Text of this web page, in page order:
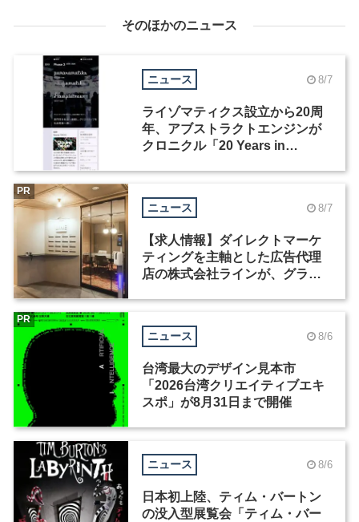
そのほかのニュース
ニュース 8/7
ライゾマティクス設立から20周
年、アブストラクトエンジンが
クロニクル「20 Years in
ニュース 8/7
【求人情報】ダイレクトマーケ
ティングを主軸とした広告代理
店の株式会社ラインが、グラフ
PR
ニュース 8/6
台湾最大のデザイン見本市
「2026台湾クリエイティブエキ
スポ」が8月31日まで開催
PR
ニュース 8/6
日本初上陸、ティム・バートン
の没入型展覧会「ティム・バー